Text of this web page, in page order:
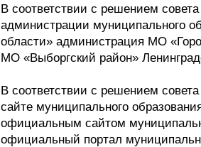
В соответствии с решением
администрации муниципального
области» администрация МО
МО «Выборгский район»
В соответствии с решением
сайте муниципального
официальным сайтом
официальный портал